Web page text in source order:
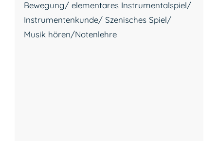
Bewegung/ elementares Instrumentalspiel/
Instrumentenkunde/ Szenisches Spiel/
Musik hören/Notenlehre